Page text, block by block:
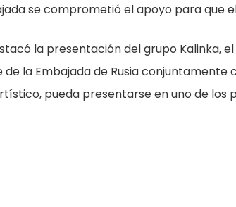
se comprometió el apoyo para que
la presentación del grupo Kalinka,
la Embajada de Rusia
pueda presentarse en uno de los